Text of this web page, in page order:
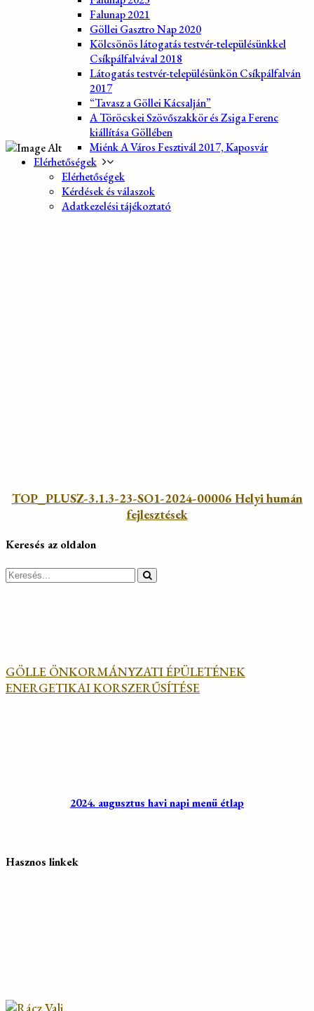
Falunap 2021
Göllei Gasztro Nap 2020
Kölcsönös látogatás testvér-településünkkel
Csíkpálfalvával 2018
Látogatás testvér-településünkön Csíkpálfalván
2017
“Tavasz a Göllei Kácsalján”
A Töröcskei Szövőszakkör és Zsiga Ferenc
kiállítása Göllében
Miénk A Város Fesztivál 2017, Kaposvár
Elérhetőségek
Elérhetőségek
Kérdések és válaszok
Adatkezelési tájékoztató
TOP_PLUSZ-3.1.3-23-SO1-2024-00006 Helyi humán
fejlesztések
Keresés az oldalon
Search
GÖLLE ÖNKORMÁNYZATI ÉPÜLETÉNEK
ENERGETIKAI KORSZERŰSÍTÉSE
2024. augusztus havi napi menü étlap
Hasznos linkek